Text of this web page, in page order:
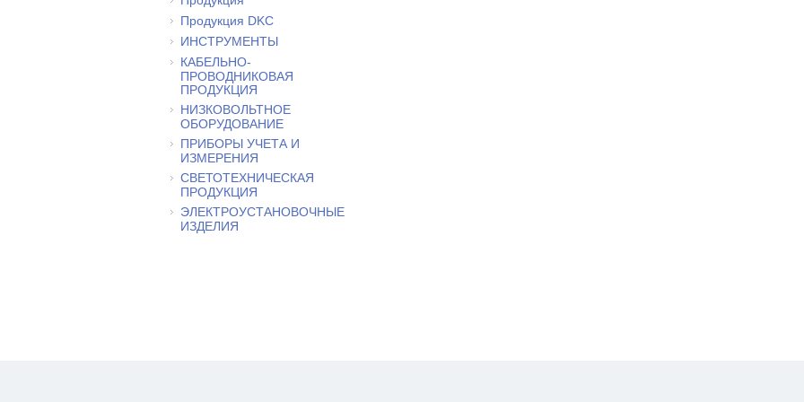
Продукция DKC
ИНСТРУМЕНТЫ
КАБЕЛЬНО-
ПРОВОДНИКОВАЯ
ПРОДУКЦИЯ
НИЗКОВОЛЬТНОЕ
ОБОРУДОВАНИЕ
ПРИБОРЫ УЧЕТА И
ИЗМЕРЕНИЯ
СВЕТОТЕХНИЧЕСКАЯ
ПРОДУКЦИЯ
ЭЛЕКТРОУСТАНОВОЧНЫЕ
ИЗДЕЛИЯ